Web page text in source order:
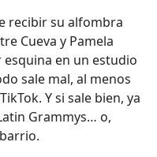
recibir su alfombra
Cueva y Pamela
en un estudio
sale mal, al menos
Y si sale bien, ya
Grammys… o,